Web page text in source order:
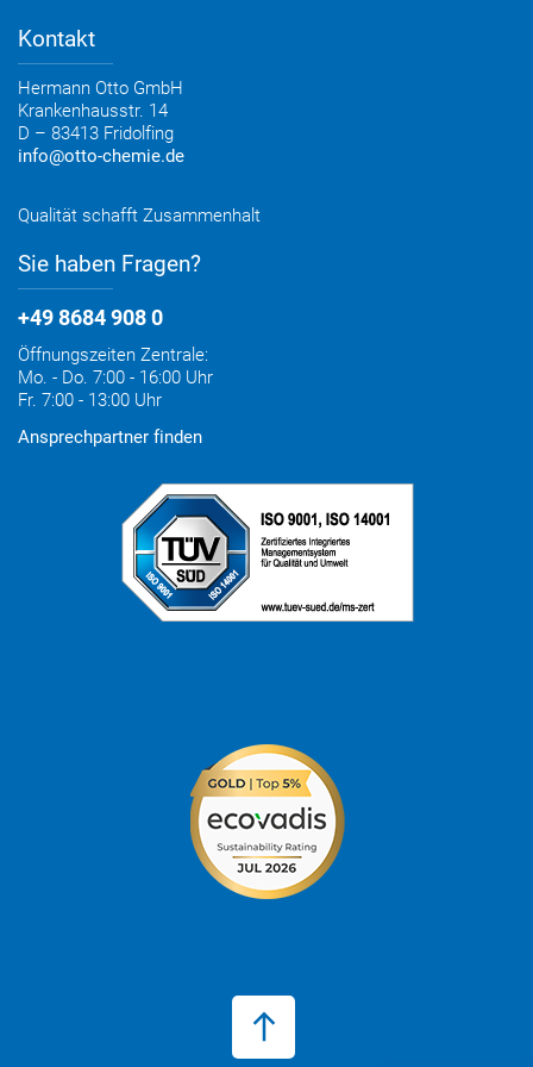
Medienportal
Elektronischer Rechnungsversand
Entsorgung & Verpackungsrücknahme
Kontakt
Hermann Otto GmbH
Krankenhausstr. 14
D – 83413 Fridolfing
info@otto-chemie.de
Qualität schafft Zusammenhalt
Sie haben Fragen?
+49 8684 908 0
Öffnungszeiten Zentrale:
Mo. - Do. 7:00 - 16:00 Uhr
Fr. 7:00 - 13:00 Uhr
Ansprechpartner finden